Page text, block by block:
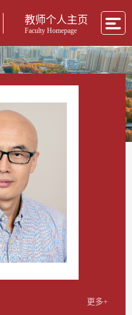
教师个人主页
Faculty Homepage
更多+